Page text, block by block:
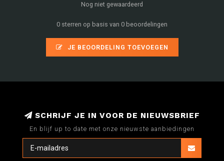
Nog niet gewaardeerd
0 sterren op basis van 0 beoordelingen
JE BEOORDELING TOEVOEGEN
SCHRIJF JE IN VOOR DE NIEUWSBRIEF
En blijf up to date met onze nieuwste aanbiedingen